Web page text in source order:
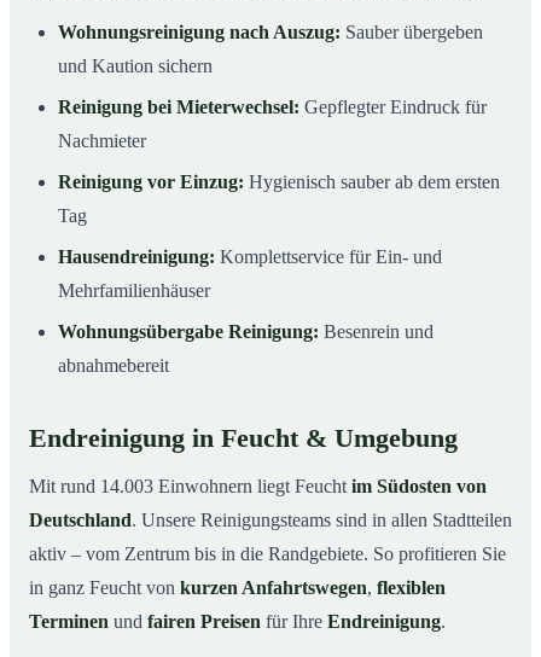
Wohnungsreinigung nach Auszug: Sauber übergeben
und Kaution sichern
Reinigung bei Mieterwechsel: Gepflegter Eindruck für
Nachmieter
Reinigung vor Einzug: Hygienisch sauber ab dem ersten
Tag
Hausendreinigung: Komplettservice für Ein- und
Mehrfamilienhäuser
Wohnungsübergabe Reinigung: Besenrein und
abnahmebereit
Endreinigung in Feucht & Umgebung
Mit rund 14.003 Einwohnern liegt Feucht im Südosten von
Deutschland. Unsere Reinigungsteams sind in allen Stadtteilen
aktiv – vom Zentrum bis in die Randgebiete. So profitieren Sie
in ganz Feucht von kurzen Anfahrtswegen, flexiblen
Terminen und fairen Preisen für Ihre Endreinigung.